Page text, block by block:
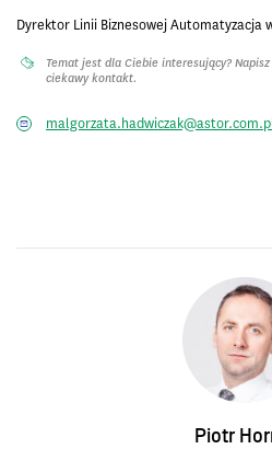
Dyrektor Linii Biznesowej Automatyzacja
Temat jest dla Ciebie interesujący?
ciekawy kontakt.
Piotr